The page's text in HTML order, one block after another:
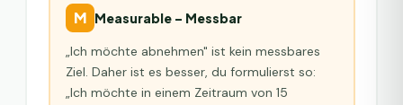
M Measurable – Messbar
„Ich möchte abnehmen" ist kein messbares
Ziel. Daher ist es besser, du formulierst so:
„Ich möchte in einem Zeitraum von 15